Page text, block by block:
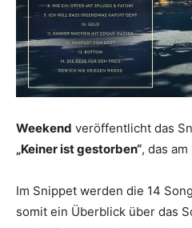
Weekend veröffentlicht das
„Keiner ist gestorben“, das
Im Snippet werden die 14
somit ein Überblick über das